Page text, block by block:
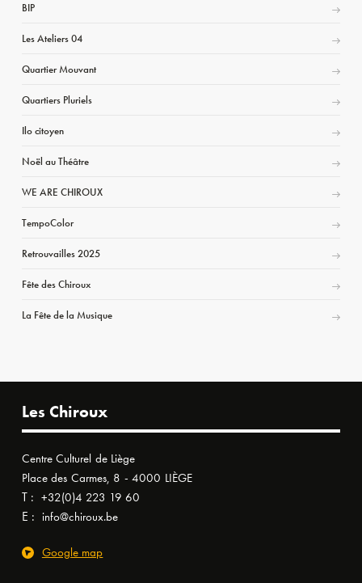
BIP
Les Ateliers 04
Quartier Mouvant
Quartiers Pluriels
Ilo citoyen
Noël au Théâtre
WE ARE CHIROUX
TempoColor
Retrouvailles 2025
Fête des Chiroux
La Fête de la Musique
Les Chiroux
Centre Culturel de Liège
Place des Carmes, 8 - 4000 LIÈGE
T : +32(0)4 223 19 60
E : info@chiroux.be
Google map